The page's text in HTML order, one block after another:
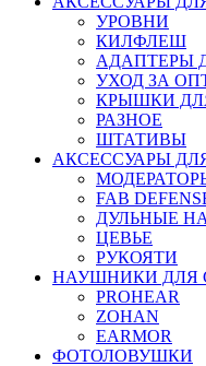
УРОВНИ
КИЛФЛЕШ
АДАПТЕРЫ
УХОД ЗА
КРЫШКИ
РАЗНОЕ
ШТАТИВЫ
АКСЕССУАРЫ
FAB
ДУЛЬНЫЕ
ЦЕВЬЕ
РУКОЯТИ
НАУШНИКИ ДЛЯ
PROHEAR
ZOHAN
EARMOR
ФОТОЛОВУШКИ